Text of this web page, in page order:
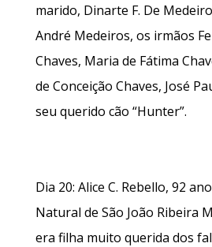
marido, Dinarte F. De
André Medeiros, os irmãos
Chaves, Maria de Fátima
de Conceição Chaves, José
seu querido cão “Hunter”.
Dia 20: Alice C. Rebello, 92
Natural de São João Ribeira
era filha muito querida dos